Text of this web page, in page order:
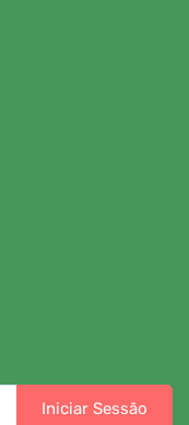
Iniciar Sessão